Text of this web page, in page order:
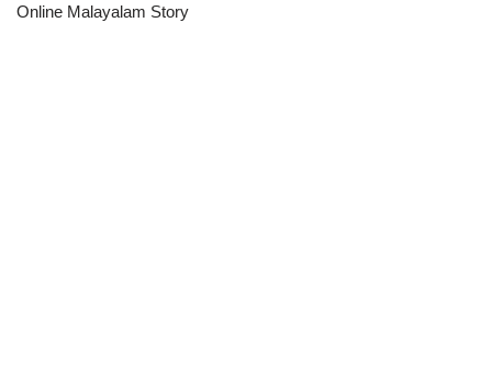
Online Malayalam Story